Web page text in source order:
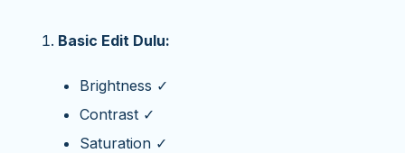
Basic Edit Dulu:
Brightness ✓
Contrast ✓
Saturation ✓